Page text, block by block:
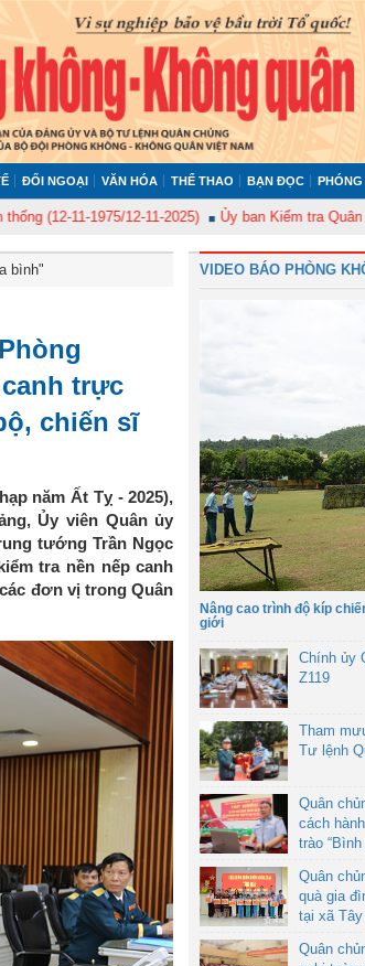
ĐỐI NGOẠI VĂN HÓA THỂ THAO BẠN ĐỌC
1975/12-11-2025) Ủy ban Kiểm tra Quân ủy Trung
bình"
trực
chiến sĩ
năm Ất Tỵ - 2025),
Ủy viên Quân ủy
tướng Trần Ngọc
tra nền nếp canh
đơn vị trong Quân
VIDEO BÁO PHÒNG
Nâng cao trình độ kíp
giới
Chính ủy
Z119
Tham
Tư lệnh
Quân
cách
trào
Quân
quà gia
tại xã
Quân